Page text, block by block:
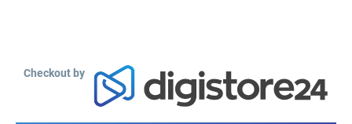
Checkout by